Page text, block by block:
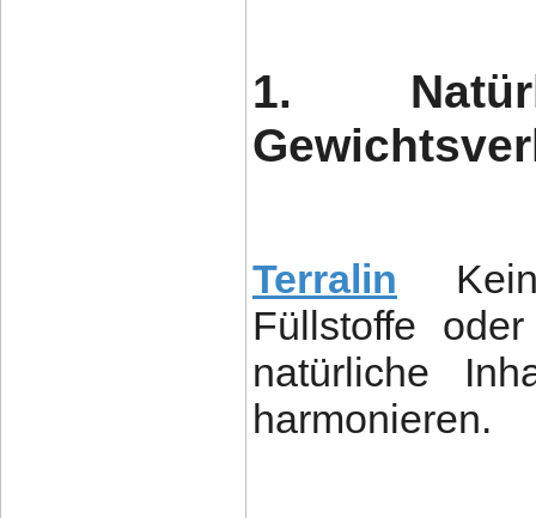
1.
Terralin
Füllstoffe
natürliche
harmonieren.